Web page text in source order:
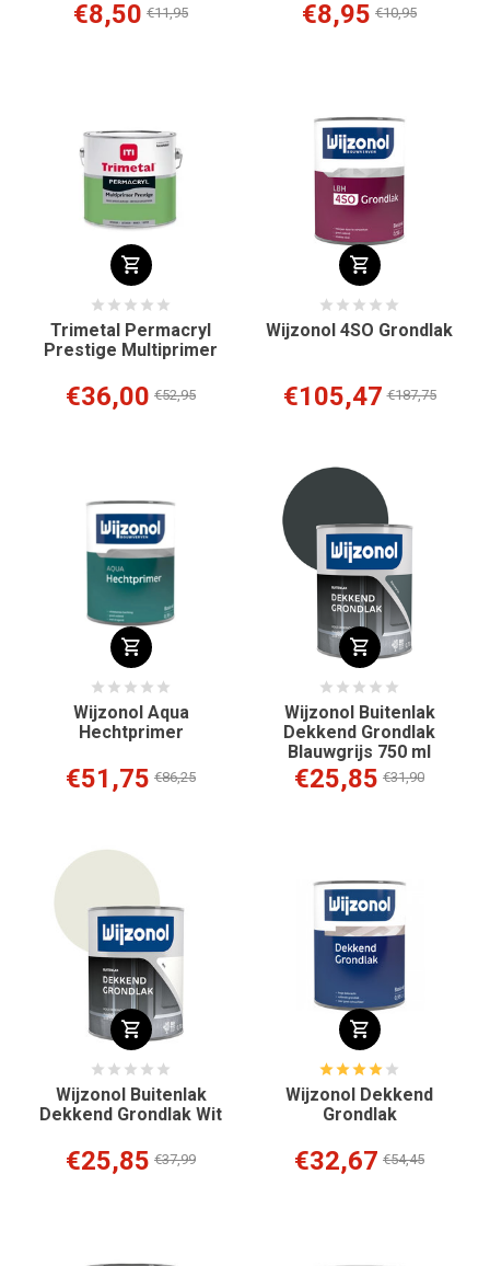
€8,50 €11,95 €8,95 €10,95
Trimetal Permacryl
Prestige Multiprimer
€36,00 €52,95
Wijzonol 4SO Grondlak
€105,47 €187,75
Wijzonol Aqua
Hechtprimer
€51,75 €86,25
Wijzonol Buitenlak
Dekkend Grondlak
Blauwgrijs 750 ml
€25,85 €31,90
Wijzonol Buitenlak
Dekkend Grondlak Wit
€25,85 €37,99
Wijzonol Dekkend
Grondlak
€32,67 €54,45